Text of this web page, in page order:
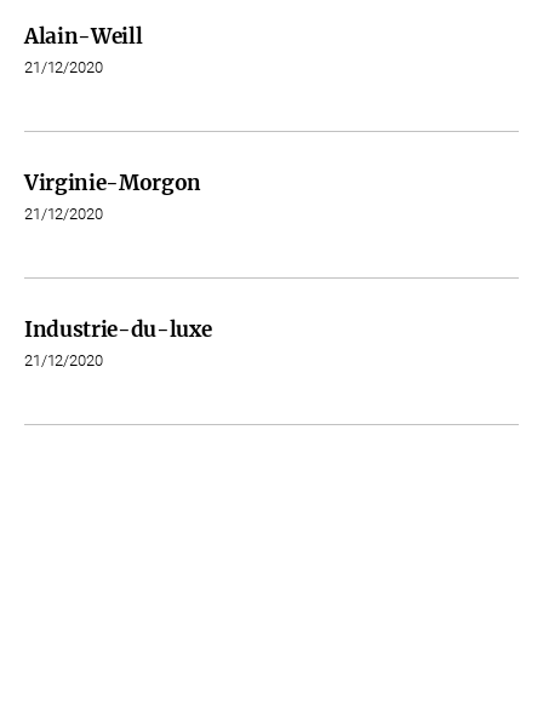
Alain-Weill
21/12/2020
Virginie-Morgon
21/12/2020
Industrie-du-luxe
21/12/2020